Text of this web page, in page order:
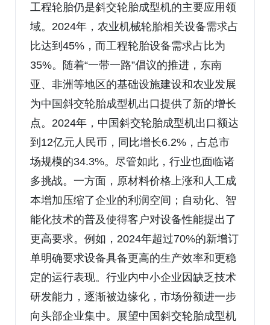
工程轮胎仍是斜交轮胎成型机的主要应用领
域。2024年，农业机械轮胎相关设备需求占
比达到45%，而工程轮胎设备需求占比为
35%。随着“一带一路”倡议的推进，东南
亚、非洲等地区的基础设施建设和农业发展
为中国斜交轮胎成型机出口提供了新的增长
点。2024年，中国斜交轮胎成型机出口额达
到12亿元人民币，同比增长6.2%，占总市
场规模的34.3%。尽管如此，行业也面临诸
多挑战。一方面，原材料价格上涨和人工成
本增加压缩了企业的利润空间；自动化、智
能化技术的普及使得客户对设备性能提出了
更高要求。例如，2024年超过70%的新增订
单明确要求设备具备更高的生产效率和更稳
定的运行表现。行业内中小企业因缺乏技术
研发能力，逐渐被边缘化，市场份额进一步
向头部企业集中。展望中国斜交轮胎成型机